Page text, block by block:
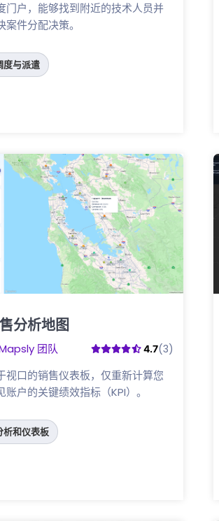
门户，能够找到附近的技术人员并
案件分配决策。
度与派遣
分析地图
团队 4.7(3)
视口的销售仪表板，仅重新计算您
账户的关键绩效指标（KPI）。
析和仪表板
里